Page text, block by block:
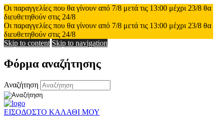
Οι παραγγελίες που θα γίνουν από 7/8 μετά τις 13:00 μέχρι 23/8 θα
διευθετηθούν στις 24/8
Οι παραγγελίες που θα γίνουν από 7/8 μετά τις 13:00 μέχρι 23/8 θα
διευθετηθούν στις 24/8
Skip to content Skip to navigation
Φόρμα αναζήτησης
Αναζήτηση
ΕΙΣΟΔΟΣΤΟ ΚΑΛΑΘΙ ΜΟΥ